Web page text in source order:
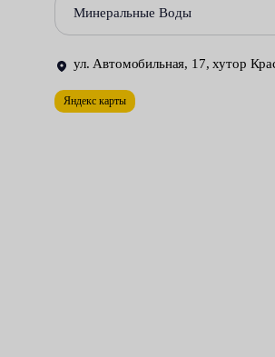
рабочая жидкость помутнела — все
внезапно, а причина в выходе из строя
Цена этой услуги в сервисах Fresh Auto
рублей. Она включает демонтаж,
Минеральные Воды
ул. Автомобильная, 17, хутор
Яндекс карты